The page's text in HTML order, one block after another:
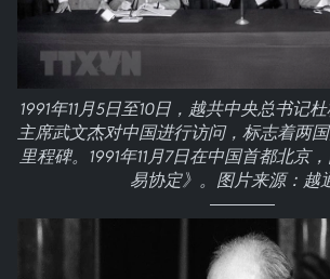
1991年11月5日至10日，越共中央总书记
主席武文杰对中国进行访问，标志着两
里程碑。1991年11月7日在中国首都北京
易协定》。图片来源：越